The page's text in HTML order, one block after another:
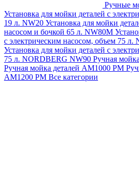
Ручные
Установка для мойки деталей с
19 л. NW20 Установка для мойки
насосом и бочкой 65 л. NW80M
с электрическим насосом, объем 75
Установка для мойки деталей с
75 л. NORDBERG NW90 Ручная
Ручная мойка деталей АМ1000 РМ
АМ1200 РМ Все категории